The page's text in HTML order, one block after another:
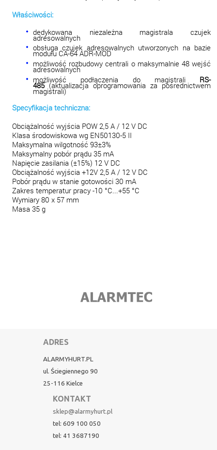
Właściwości:
dedykowana niezależna magistrala czujek
adresowalnych
obsługa czujek adresowalnych utworzonych na bazie
modułu CA-64 ADR-MOD
możliwość rozbudowy centrali o maksymalnie 48 wejść
adresowalnych
możliwość podłączenia do magistrali RS-
485(aktualizacja oprogramowania za pośrednictwem
magistrali)
Specyfikacja techniczna:
Obciążalność wyjścia POW 2,5 A / 12 V DC
Klasa środowiskowa wg EN50130-5 II
Maksymalna wilgotność 93±3%
Maksymalny pobór prądu 35 mA
Napięcie zasilania (±15%) 12 V DC
Obciążalność wyjścia +12V 2,5 A / 12 V DC
Pobór prądu w stanie gotowości 30 mA
Zakres temperatur pracy -10 °C...+55 °C
Wymiary 80 x 57 mm
Masa 35 g
ADRES
ALARMYHURT.PL
ul. Ściegiennego 90
25-116 Kielce
KONTAKT
sklep@alarmyhurt.pl
tel: 609 100 050
tel: 41 3687190